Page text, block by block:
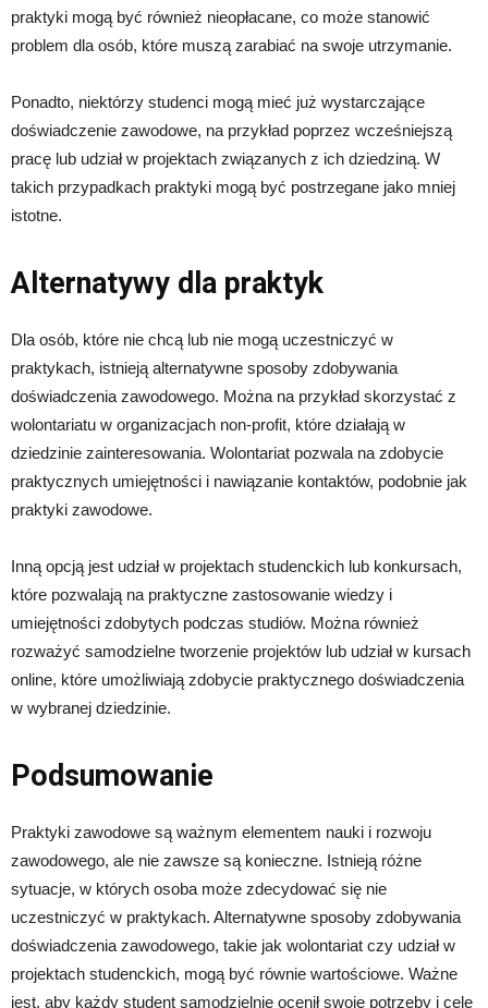
praktyki mogą być również nieopłacane, co może stanowić
problem dla osób, które muszą zarabiać na swoje utrzymanie.
Ponadto, niektórzy studenci mogą mieć już wystarczające
doświadczenie zawodowe, na przykład poprzez wcześniejszą
pracę lub udział w projektach związanych z ich dziedziną. W
takich przypadkach praktyki mogą być postrzegane jako mniej
istotne.
Alternatywy dla praktyk
Dla osób, które nie chcą lub nie mogą uczestniczyć w
praktykach, istnieją alternatywne sposoby zdobywania
doświadczenia zawodowego. Można na przykład skorzystać z
wolontariatu w organizacjach non-profit, które działają w
dziedzinie zainteresowania. Wolontariat pozwala na zdobycie
praktycznych umiejętności i nawiązanie kontaktów, podobnie jak
praktyki zawodowe.
Inną opcją jest udział w projektach studenckich lub konkursach,
które pozwalają na praktyczne zastosowanie wiedzy i
umiejętności zdobytych podczas studiów. Można również
rozważyć samodzielne tworzenie projektów lub udział w kursach
online, które umożliwiają zdobycie praktycznego doświadczenia
w wybranej dziedzinie.
Podsumowanie
Praktyki zawodowe są ważnym elementem nauki i rozwoju
zawodowego, ale nie zawsze są konieczne. Istnieją różne
sytuacje, w których osoba może zdecydować się nie
uczestniczyć w praktykach. Alternatywne sposoby zdobywania
doświadczenia zawodowego, takie jak wolontariat czy udział w
projektach studenckich, mogą być równie wartościowe. Ważne
jest, aby każdy student samodzielnie ocenił swoje potrzeby i cele